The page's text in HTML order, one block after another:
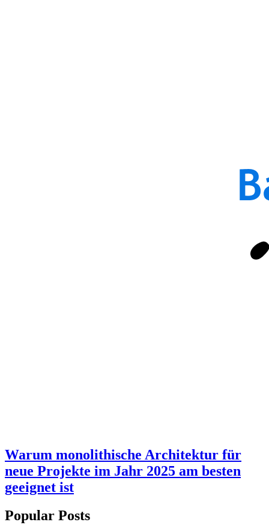
Warum monolithische Architektur für
neue Projekte im Jahr 2025 am besten
geeignet ist
Popular Posts